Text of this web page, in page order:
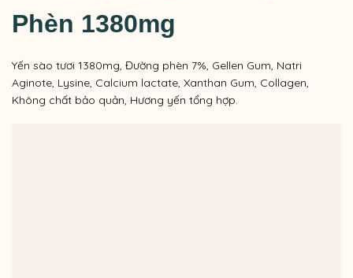
Phèn 1380mg
Yến sào tươi 1380mg, Đường phèn 7%, Gellen Gum, Natri
Aginote, Lysine, Calcium lactate, Xanthan Gum, Collagen,
Không chất bảo quản, Hương yến tổng hợp.